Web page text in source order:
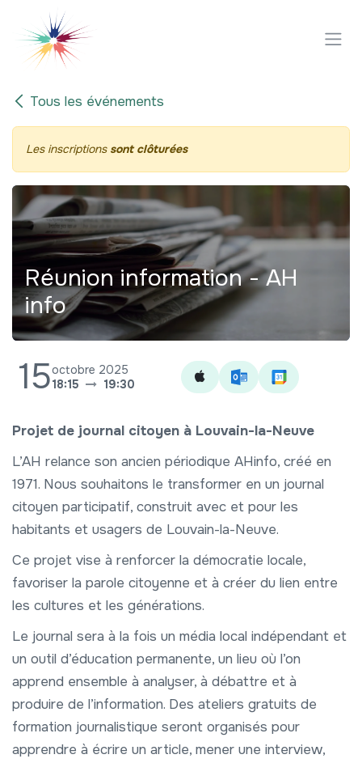
Tous les événements
Les inscriptions sont clôturées
Réunion information - AH
info
15octobre 2025
18:15
19:30
Projet de journal citoyen à Louvain-la-Neuve
L’AH relance son ancien périodique AHinfo, créé en
1971. Nous souhaitons le transformer en un journal
citoyen participatif, construit avec et pour les
habitants et usagers de Louvain-la-Neuve.
Ce projet vise à renforcer la démocratie locale,
favoriser la parole citoyenne et à créer du lien entre
les cultures et les générations.
Le journal sera à la fois un média local indépendant et
un outil d’éducation permanente, un lieu où l’on
apprend ensemble à analyser, à débattre et à
produire de l’information. Des ateliers gratuits de
formation journalistique seront organisés pour
apprendre à écrire un article, mener une interview,